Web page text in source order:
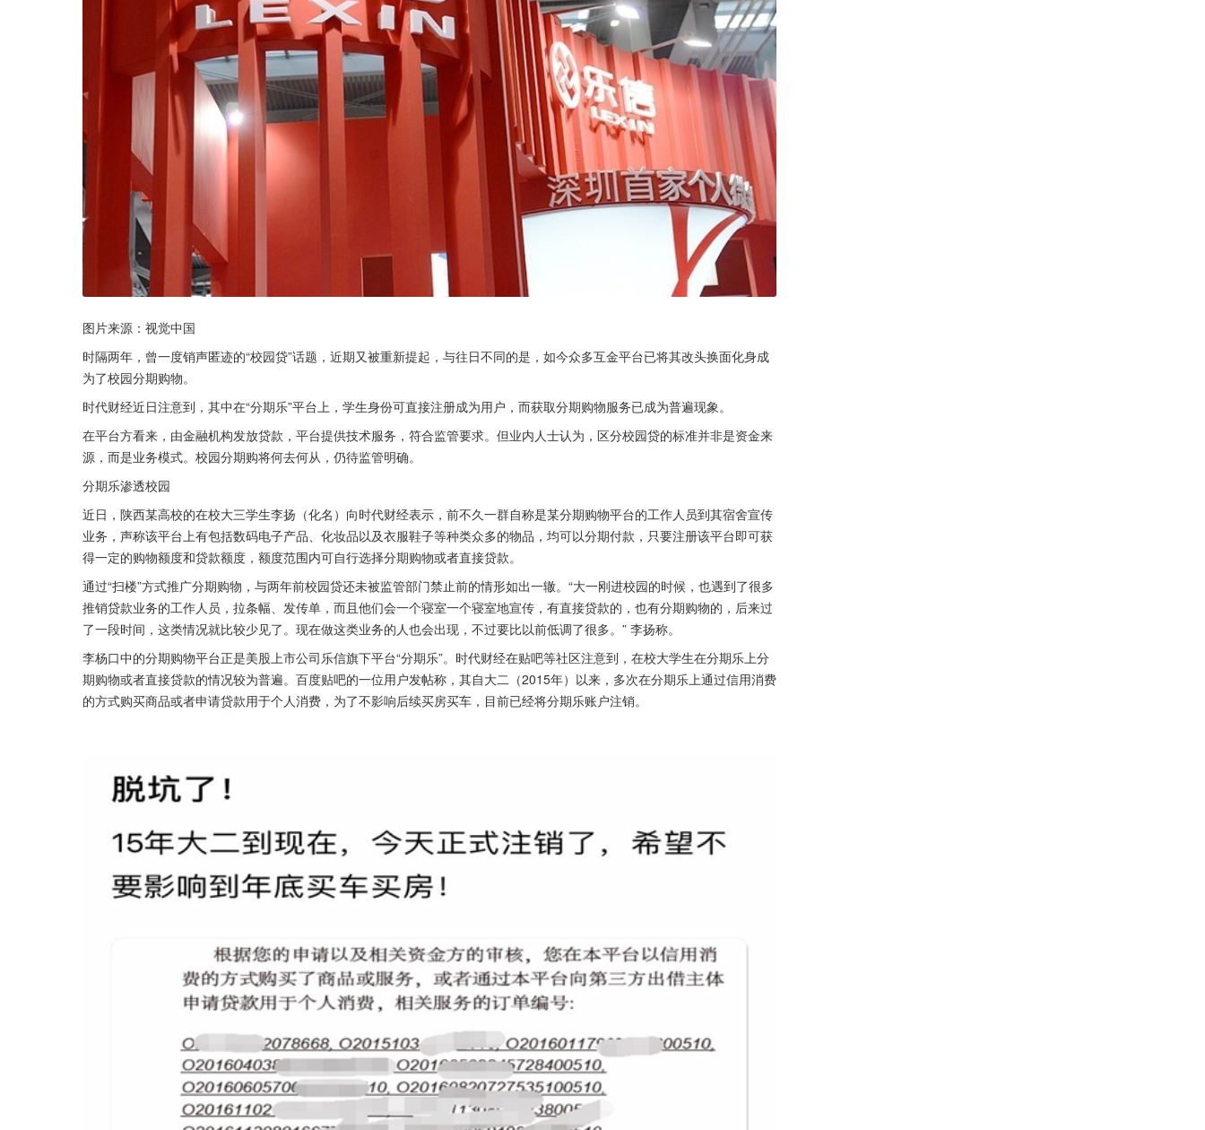
图片来源：视觉中国
时隔两年，曾一度销声匿迹的“校园贷”话题，近期又被重新提起，与往日不同的是，如今众多互金平台已将其改头换面化身成
为了校园分期购物。
时代财经近日注意到，其中在“分期乐”平台上，学生身份可直接注册成为用户，而获取分期购物服务已成为普遍现象。
在平台方看来，由金融机构发放贷款，平台提供技术服务，符合监管要求。但业内人士认为，区分校园贷的标准并非是资金来
源，而是业务模式。校园分期购将何去何从，仍待监管明确。
分期乐渗透校园
近日，陕西某高校的在校大三学生李扬（化名）向时代财经表示，前不久一群自称是某分期购物平台的工作人员到其宿舍宣传
业务，声称该平台上有包括数码电子产品、化妆品以及衣服鞋子等种类众多的物品，均可以分期付款，只要注册该平台即可获
得一定的购物额度和贷款额度，额度范围内可自行选择分期购物或者直接贷款。
通过“扫楼”方式推广分期购物，与两年前校园贷还未被监管部门禁止前的情形如出一辙。“大一刚进校园的时候，也遇到了很多
推销贷款业务的工作人员，拉条幅、发传单，而且他们会一个寝室一个寝室地宣传，有直接贷款的，也有分期购物的，后来过
了一段时间，这类情况就比较少见了。现在做这类业务的人也会出现，不过要比以前低调了很多。” 李扬称。
李杨口中的分期购物平台正是美股上市公司乐信旗下平台“分期乐”。时代财经在贴吧等社区注意到，在校大学生在分期乐上分
期购物或者直接贷款的情况较为普遍。百度贴吧的一位用户发帖称，其自大二（2015年）以来，多次在分期乐上通过信用消费
的方式购买商品或者申请贷款用于个人消费，为了不影响后续买房买车，目前已经将分期乐账户注销。